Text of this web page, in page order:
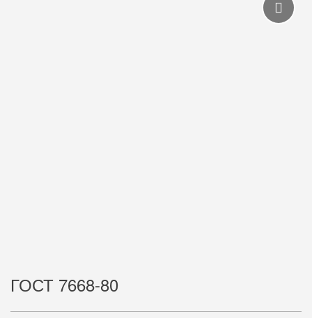
ГОСТ 7668-80